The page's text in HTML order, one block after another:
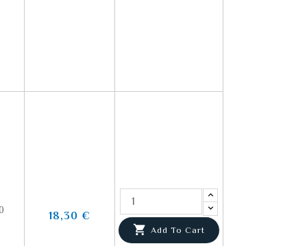
18,30 €
 Add To Cart